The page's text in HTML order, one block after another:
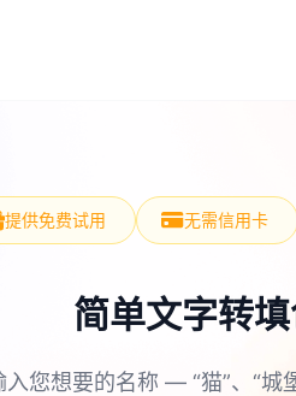
提供免费试用 无需信用卡
简单文字转
您想要的名称 — “猫”、“